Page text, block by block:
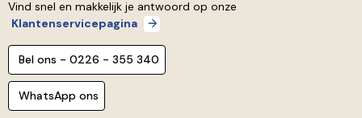
Vind snel en makkelijk je antwoord op onze
Klantenservicepagina
Bel ons - 0226 - 355 340
WhatsApp ons